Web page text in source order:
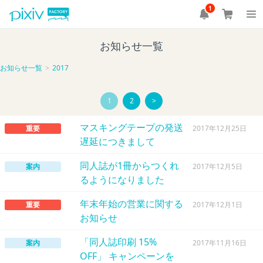
1
お知らせ一覧
お知らせ一覧 2017
1 2 >
重要
マスキングテープの発送
遅延につきまして
2017年12月25日
案内
同人誌が1冊からつくれ
るようになりました
2017年12月5日
重要
年末年始の営業に関する
お知らせ
2017年12月1日
案内
「同人誌印刷 15%
OFF」 キャンペーンを
2017年11月16日